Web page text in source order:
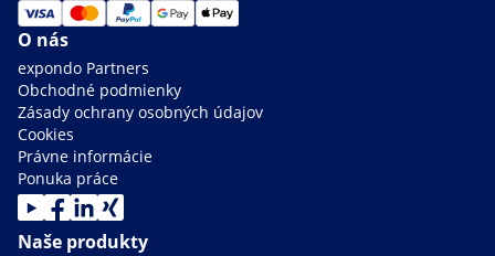
O nás
expondo Partners
Obchodné podmienky
Zásady ochrany osobných údajov
Cookies
Právne informácie
Ponuka práce
Naše produkty